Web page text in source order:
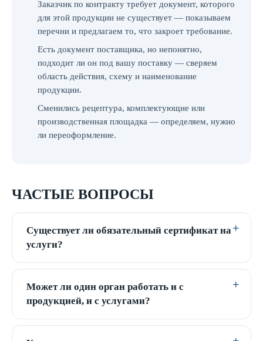
Заказчик по контракту требует документ, которого
для этой продукции не существует — показываем
перечни и предлагаем то, что закроет требование.
Есть документ поставщика, но непонятно,
подходит ли он под вашу поставку — сверяем
область действия, схему и наименование
продукции.
Сменились рецептура, комплектующие или
производственная площадка — определяем, нужно
ли переоформление.
ЧАСТЫЕ ВОПРОСЫ
Существует ли обязательный сертификат на
услуги?
Может ли один орган работать и с
продукцией, и с услугами?